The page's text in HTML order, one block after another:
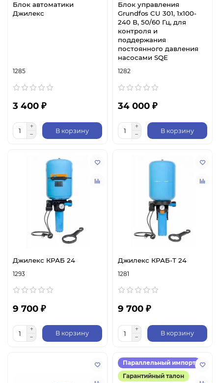
Блок автоматики
Джилекс
1285
3 400 ₽
В корзину
Блок управления
Grundfos CU 301, 1x100-
240 В, 50/60 Гц, для
контроля и
поддержания
постоянного давления
насосами SQE
1282
34 000 ₽
В корзину
Джилекс КРАБ 24
1293
9 700 ₽
В корзину
Джилекс КРАБ-Т 24
1281
9 700 ₽
В корзину
Параллельный импорт
Гарантийный талон